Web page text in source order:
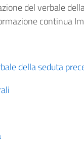
del verbale
continua
della seduta